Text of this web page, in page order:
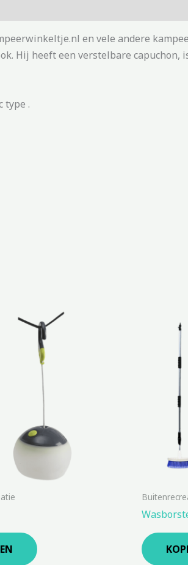
en vele andere
Hij heeft een verstelbare
type .